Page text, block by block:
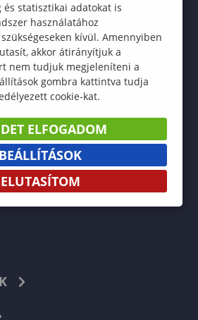
statisztikai adatokat is
használatához
kívül. Amennyiben
akkor átirányítjuk a
nem tudjuk megjeleníteni a
gombra kattintva tudja
cookie-kat.
ELFOGADOM
BEÁLLÍTÁSOK
ELUTASÍTOM